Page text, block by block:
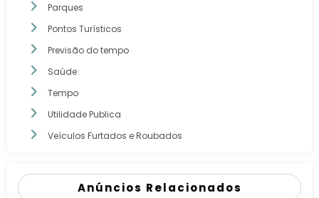
Parques
Pontos Turísticos
Previsão do tempo
Saúde
Tempo
Utilidade Publica
Veículos Furtados e Roubados
Anúncios Relacionados